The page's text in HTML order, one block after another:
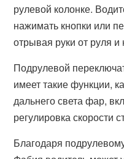
рулевой колонке.
нажимать кнопки или
отрывая руки от руля и
Подрулевой
имеет такие функции,
дальнего света фар,
регулировка скорости
Благодаря